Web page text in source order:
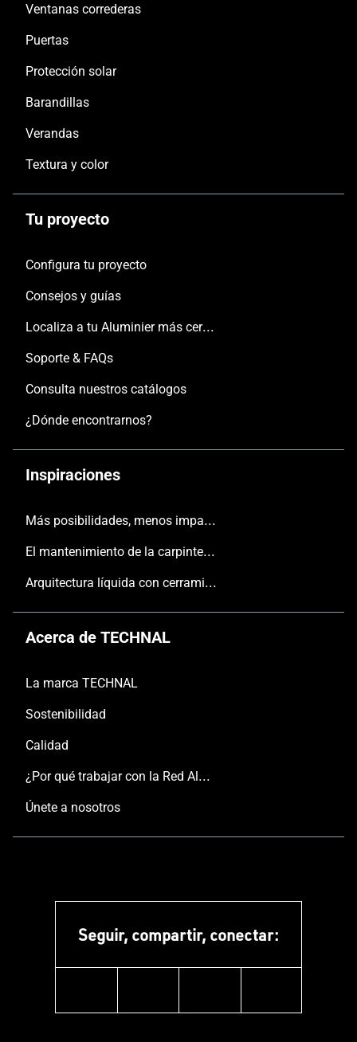
Ventanas correderas
Puertas
Protección solar
Barandillas
Verandas
Textura y color
Tu proyecto
Configura tu proyecto
Consejos y guías
Localiza a tu Aluminier más cercano
Soporte & FAQs
Consulta nuestros catálogos
¿Dónde encontrarnos?
Inspiraciones
Más posibilidades, menos impacto
El mantenimiento de la carpintería
Arquitectura líquida con cerramientos TECHNAL
Acerca de TECHNAL
La marca TECHNAL
Sostenibilidad
Calidad
¿Por qué trabajar con la Red Aluminier TECHNAL?
Únete a nosotros
Seguir, compartir, conectar: